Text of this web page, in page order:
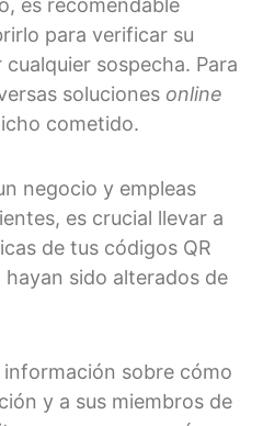
para verificar su
sospecha. Para
soluciones online
cometido.
negocio y empleas
es crucial llevar a
de tus códigos QR
sido alterados de
información sobre cómo
y a sus miembros de